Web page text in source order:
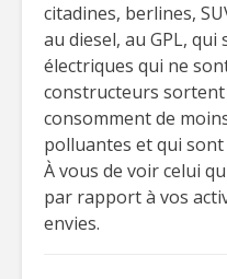
citadines, berlines,
au diesel, au GPL,
électriques qui ne
constructeurs
consomment de
polluantes et qui sont
À vous de voir celui
par rapport à vos
envies.